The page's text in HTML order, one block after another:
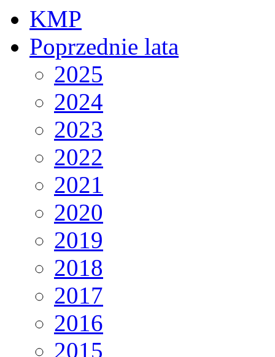
KMP
Poprzednie lata
2025
2024
2023
2022
2021
2020
2019
2018
2017
2016
2015